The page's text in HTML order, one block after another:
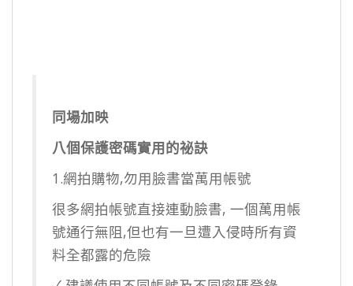
同場加映
八個保護密碼實用的祕訣
1.網拍購物,勿用臉書當萬用帳號
很多網拍帳號直接連動臉書, 一個萬用帳
號通行無阻,但也有一旦遭入侵時所有資
料全都露的危險